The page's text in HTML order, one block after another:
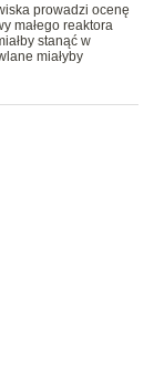
prowadzi ocenę
małego reaktora
stanąć w
miałyby